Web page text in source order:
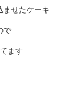
ませたケーキ
で
ます